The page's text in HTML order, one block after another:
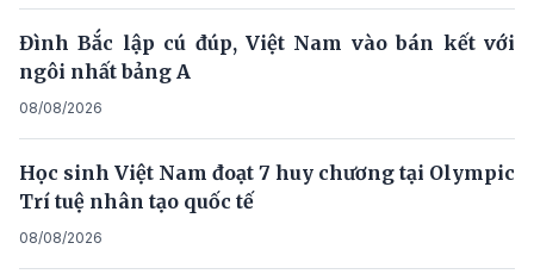
Đình Bắc lập cú đúp, Việt Nam vào bán kết với
ngôi nhất bảng A
08/08/2026
Học sinh Việt Nam đoạt 7 huy chương tại Olympic
Trí tuệ nhân tạo quốc tế
08/08/2026